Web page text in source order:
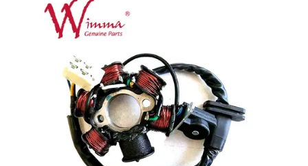
গোপনীয়তা